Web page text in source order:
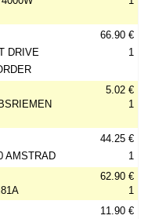
DRIVE
66.90 €
1
5.02 €
1
AMSTRAD
44.25 €
1
62.90 €
1
11.90 €